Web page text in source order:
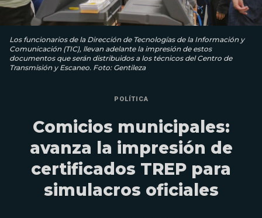
Los funcionarios de la Dirección de Tecnologías de la Información y
Comunicación (TIC), llevan adelante la impresión de estos
documentos que serán distribuidos a los técnicos del Centro de
Transmisión y Escaneo. Foto: Gentileza
POLÍTICA
Comicios municipales:
avanza la impresión de
certificados TREP para
simulacros oficiales